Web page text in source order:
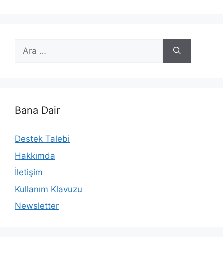
için
Bana Dair
Destek Talebi
Hakkımda
İletişim
Kullanım Klavuzu
Newsletter